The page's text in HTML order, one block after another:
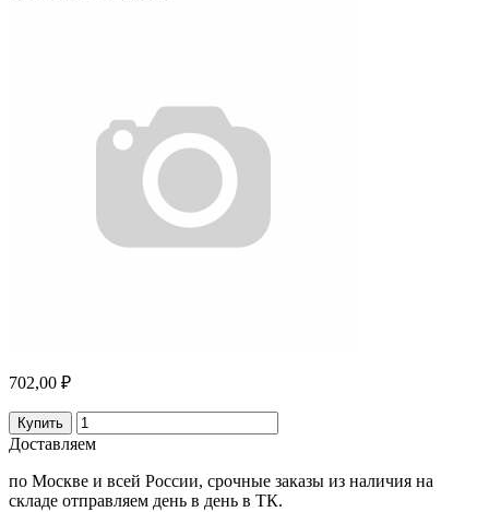
702,00 ₽
Купить
Доставляем
по Москве и всей России, срочные заказы из наличия на
складе отправляем день в день в ТК.